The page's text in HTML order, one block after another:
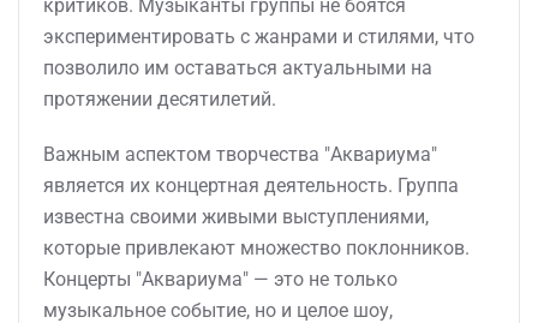
критиков. Музыканты группы не боятся
экспериментировать с жанрами и стилями, что
позволило им оставаться актуальными на
протяжении десятилетий.
Важным аспектом творчества "Аквариума"
является их концертная деятельность. Группа
известна своими живыми выступлениями,
которые привлекают множество поклонников.
Концерты "Аквариума" — это не только
музыкальное событие, но и целое шоу,